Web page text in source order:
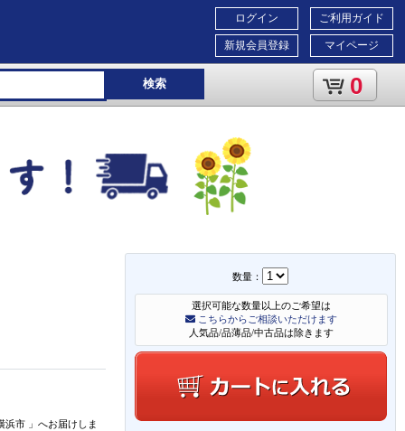
ご利用ガイド
マイページ
ログイン
新規会員登録
検索 0
数量：
選択可能な数量以上のご希望は
こちらからご相談いただけます
人気品/品薄品/中古品は除きます
浜市 」 へお届けしま